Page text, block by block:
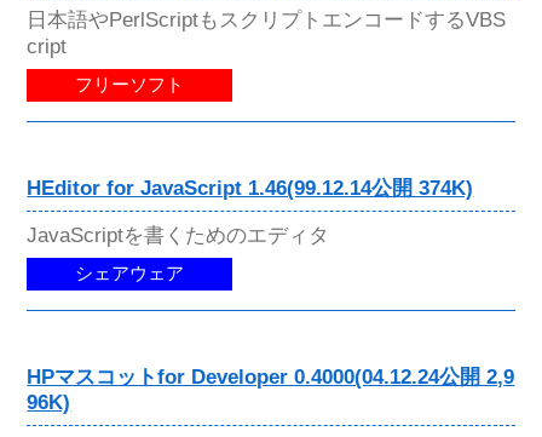
日本語やPerlScriptもスクリプトエンコードするVBS
cript
フリーソフト
HEditor for JavaScript 1.46(99.12.14公開 374K)
JavaScriptを書くためのエディタ
シェアウェア
HPマスコットfor Developer 0.4000(04.12.24公開 2,9
96K)